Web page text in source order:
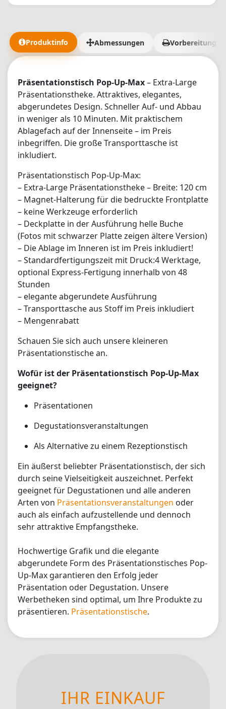
in absolut erstklassiger Qualität, und wie gesagt, ich habe
Lieferung der Materialien dauerte deutlich länger als
erwartet. 5/5 ist zwar wenig, aber mehr geht leider nicht.
🫶"
Produktinfo Abmessungen Vorbereitung
Präsentationstisch Pop-Up-Max– Extra-Large
Präsentationstheke. Attraktives, elegantes,
abgerundetes Design. Schneller Auf- und Abbau
in weniger als 10 Minuten. Mit praktischem
Ablagefach auf der Innenseite – im Preis
inbegriffen. Die große Transporttasche ist
inkludiert.
Präsentationstisch Pop-Up-Max:
– Extra-Large Präsentationstheke – Breite: 120 cm
– Magnet-Halterung für die bedruckte Frontplatte
– keine Werkzeuge erforderlich
– Deckplatte in der Ausführung helle Buche
(Fotos mit schwarzer Platte zeigen ältere Version)
– Die Ablage im Inneren ist im Preis inkludiert!
– Standardfertigungszeit mit Druck:4 Werktage,
optional Express-Fertigung innerhalb von 48
Stunden
– elegante abgerundete Ausführung
– Transporttasche aus Stoff im Preis inkludiert
– Mengenrabatt
Schauen Sie sich auch unsere kleineren
Präsentationstische an.
Wofür ist der Präsentationstisch Pop-Up-Max
geeignet?
Präsentationen
Degustationsveranstaltungen
Als Alternative zu einem Rezeptionstisch
Ein äußerst beliebter Präsentationstisch, der sich
durch seine Vielseitigkeit auszeichnet. Perfekt
geeignet für Degustationen und alle anderen
Arten von Präsentationsveranstaltungen oder
auch als einfach aufzustellende und dennoch
sehr attraktive Empfangstheke.
Hochwertige Grafik und die elegante
abgerundete Form des Präsentationstisches Pop-
Up-Max garantieren den Erfolg jeder
Präsentation oder Degustation. Unsere
Werbetheken sind optimal, um Ihre Produkte zu
präsentieren. Präsentationstische.
IHR EINKAUF